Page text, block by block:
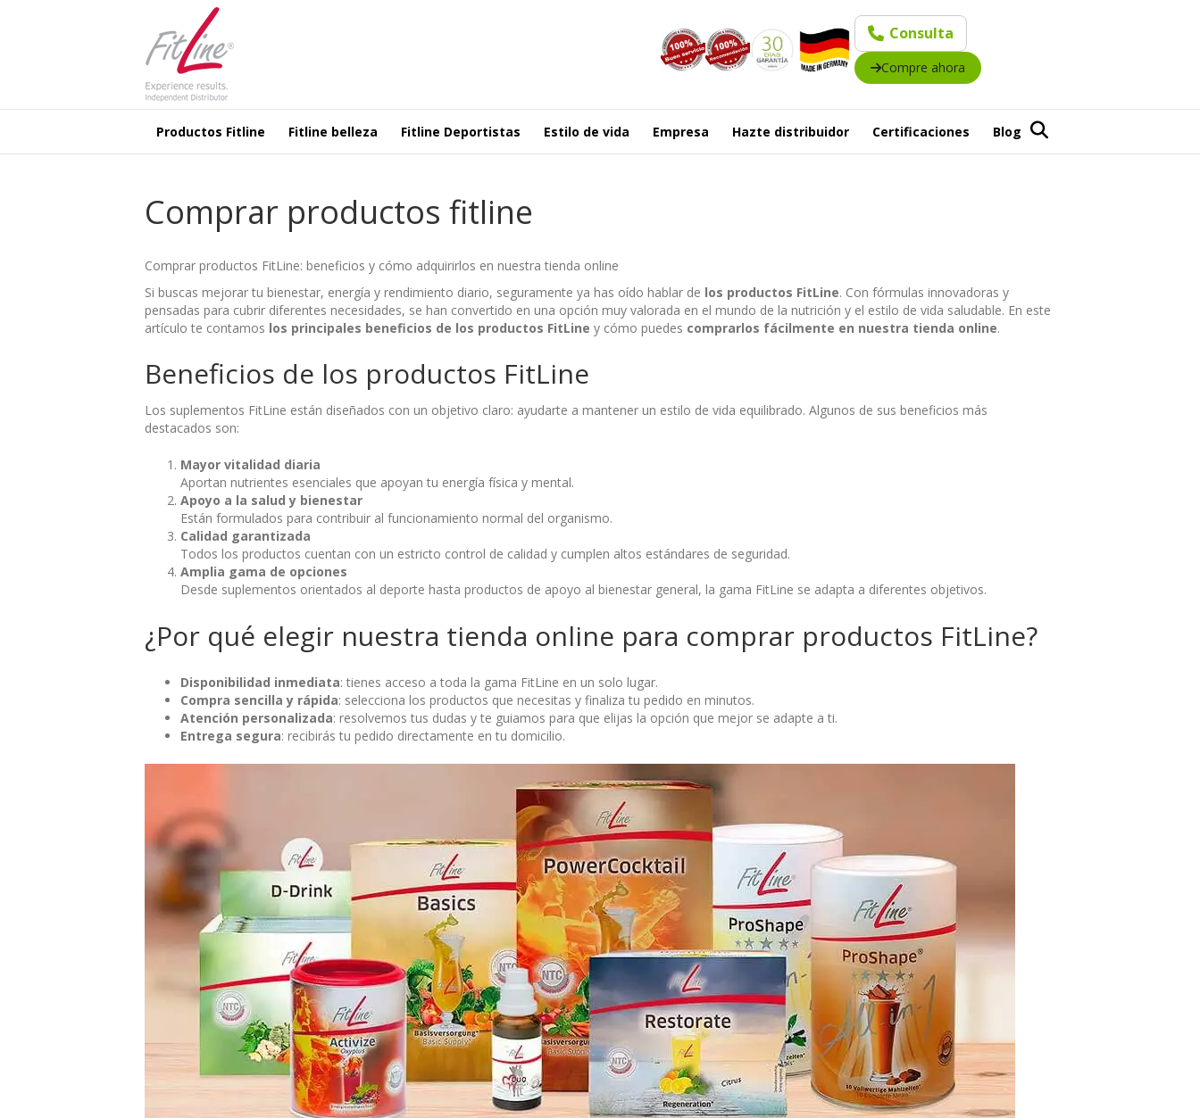
Consulta
Compre ahora
Productos Fitline Fitline belleza Fitline Deportistas Estilo de vida Empresa Hazte distribuidor Certificaciones Blog
Comprar productos fitline
Comprar productos FitLine: beneficios y cómo adquirirlos en nuestra tienda online
Si buscas mejorar tu bienestar, energía y rendimiento diario, seguramente ya has oído hablar de los productos FitLine. Con fórmulas innovadoras y
pensadas para cubrir diferentes necesidades, se han convertido en una opción muy valorada en el mundo de la nutrición y el estilo de vida saludable. En este
artículo te contamos los principales beneficios de los productos FitLine y cómo puedes comprarlos fácilmente en nuestra tienda online.
Beneficios de los productos FitLine
Los suplementos FitLine están diseñados con un objetivo claro: ayudarte a mantener un estilo de vida equilibrado. Algunos de sus beneficios más
destacados son:
Mayor vitalidad diaria
Aportan nutrientes esenciales que apoyan tu energía física y mental.
Apoyo a la salud y bienestar
Están formulados para contribuir al funcionamiento normal del organismo.
Calidad garantizada
Todos los productos cuentan con un estricto control de calidad y cumplen altos estándares de seguridad.
Amplia gama de opciones
Desde suplementos orientados al deporte hasta productos de apoyo al bienestar general, la gama FitLine se adapta a diferentes objetivos.
¿Por qué elegir nuestra tienda online para comprar productos FitLine?
Disponibilidad inmediata: tienes acceso a toda la gama FitLine en un solo lugar.
Compra sencilla y rápida: selecciona los productos que necesitas y finaliza tu pedido en minutos.
Atención personalizada: resolvemos tus dudas y te guiamos para que elijas la opción que mejor se adapte a ti.
Entrega segura: recibirás tu pedido directamente en tu domicilio.